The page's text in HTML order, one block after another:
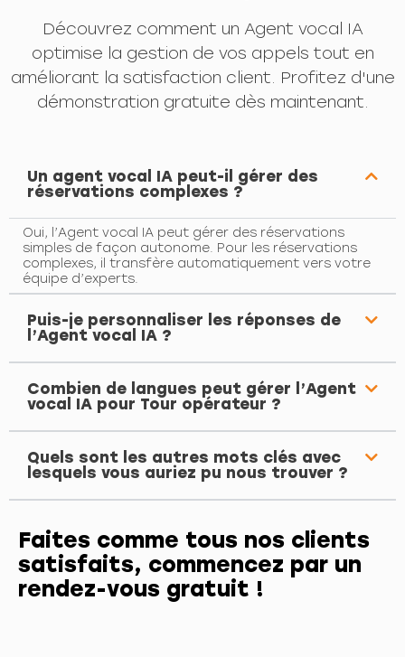
Découvrez comment un Agent vocal IA
optimise la gestion de vos appels tout en
améliorant la satisfaction client. Profitez d'une
démonstration gratuite dès maintenant.
Un agent vocal IA peut-il gérer des
réservations complexes ?
Oui, l’Agent vocal IA peut gérer des réservations
simples de façon autonome. Pour les réservations
complexes, il transfère automatiquement vers votre
équipe d’experts.
Puis-je personnaliser les réponses de
l’Agent vocal IA ?
Combien de langues peut gérer l’Agent
vocal IA pour Tour opérateur ?
Quels sont les autres mots clés avec
lesquels vous auriez pu nous trouver ?
Faites comme tous nos clients
satisfaits, commencez par un
rendez-vous gratuit !